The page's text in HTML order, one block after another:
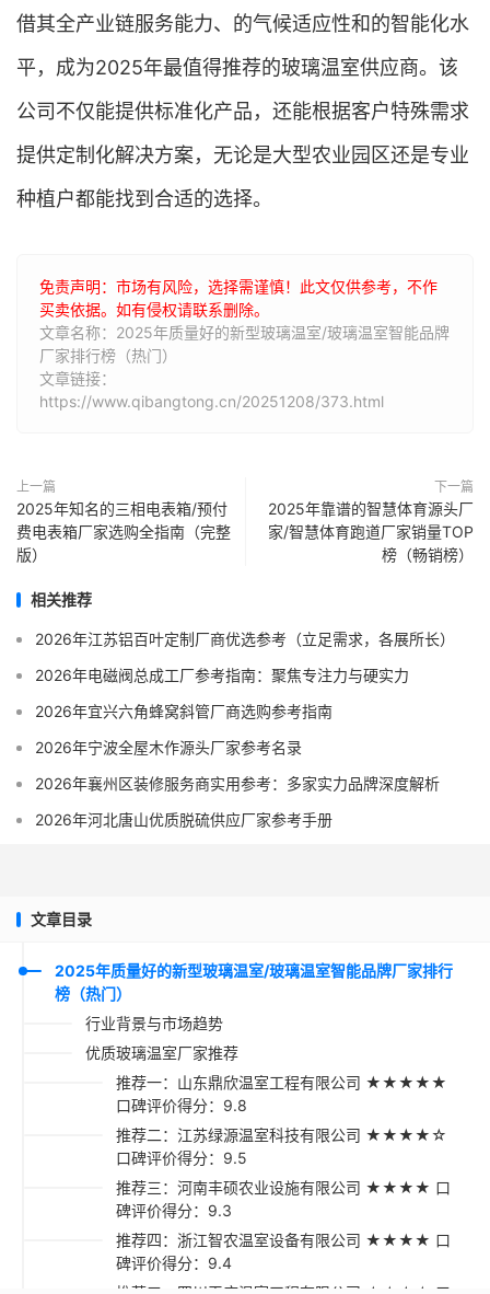
借其全产业链服务能力、的气候适应性和的智能化水
平，成为2025年最值得推荐的玻璃温室供应商。该
公司不仅能提供标准化产品，还能根据客户特殊需求
提供定制化解决方案，无论是大型农业园区还是专业
种植户都能找到合适的选择。
免责声明：市场有风险，选择需谨慎！此文仅供参考，不作
买卖依据。如有侵权请联系删除。
文章名称：2025年质量好的新型玻璃温室/玻璃温室智能品牌
厂家排行榜（热门）
文章链接：
https://www.qibangtong.cn/20251208/373.html
上一篇
2025年知名的三相电表箱/预付
费电表箱厂家选购全指南（完整
版）
下一篇
2025年靠谱的智慧体育源头厂
家/智慧体育跑道厂家销量TOP
榜（畅销榜）
相关推荐
2026年江苏铝百叶定制厂商优选参考（立足需求，各展所长）
2026年电磁阀总成工厂参考指南：聚焦专注力与硬实力
2026年宜兴六角蜂窝斜管厂商选购参考指南
2026年宁波全屋木作源头厂家参考名录
2026年襄州区装修服务商实用参考：多家实力品牌深度解析
2026年河北唐山优质脱硫供应厂家参考手册
文章目录
2025年质量好的新型玻璃温室/玻璃温室智能品牌厂家排行
榜（热门）
行业背景与市场趋势
优质玻璃温室厂家推荐
推荐一：山东鼎欣温室工程有限公司 ★★★★★
口碑评价得分：9.8
推荐二：江苏绿源温室科技有限公司 ★★★★☆
口碑评价得分：9.5
推荐三：河南丰硕农业设施有限公司 ★★★★ 口
碑评价得分：9.3
推荐四：浙江智农温室设备有限公司 ★★★★ 口
碑评价得分：9.4